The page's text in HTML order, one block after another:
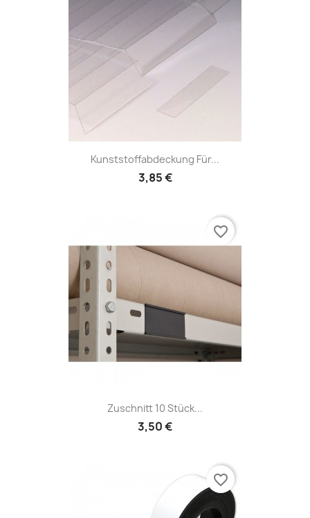
Kunststoffabdeckung Für...
3,85 €
Zuschnitt 10 Stück...
3,50 €
favorite_border
favorite_border